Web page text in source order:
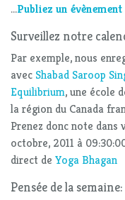
...Publiez un évènement
Surveillez notre
Par exemple, nous
avec Shabad Saroop
Equilibrium, une école
la région du Canada
Prenez donc note dans
octobre, 2011 à
direct de Yoga Bhagan
Pensée de la